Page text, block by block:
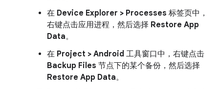
在 Device Explorer > Processes 标签页中，
右键点击应用进程，然后选择 Restore App
Data。
在 Project > Android 工具窗口中，右键点击
Backup Files 节点下的某个备份，然后选择
Restore App Data。